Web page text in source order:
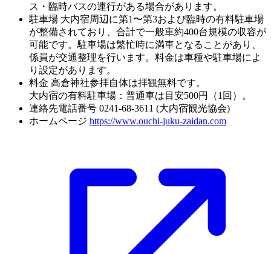
ス・臨時バスの運行がある場合があります。
駐車場 大内宿周辺に第1〜第3および臨時の有料駐車場
が整備されており、合計で一般車約400台規模の収容が
可能です。駐車場は繁忙時に満車となることがあり、
係員が交通整理を行います。料金は車種や駐車場によ
り設定があります。
料金 高倉神社参拝自体は拝観無料です。
大内宿の有料駐車場：普通車は目安500円（1回）。
連絡先電話番号 0241-68-3611 (大内宿観光協会)
ホームページ https://www.ouchi-juku-zaidan.com